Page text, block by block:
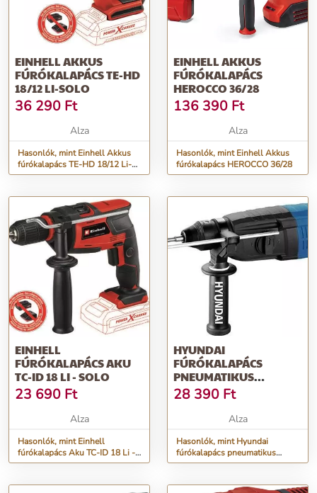
EINHELL AKKUS
FÚRÓKALAPÁCS TE-HD
18/12 LI-SOLO
36 290 Ft
Alza
Hasonlók, mint Einhell Akkus
fúrókalapács TE-HD 18/12 Li-
Solo
EINHELL AKKUS
FÚRÓKALAPÁCS
HEROCCO 36/28
136 390 Ft
Alza
Hasonlók, mint Einhell Akkus
fúrókalapács HEROCCO 36/28
EINHELL
FÚRÓKALAPÁCS AKU
TC-ID 18 LI - SOLO
23 690 Ft
Alza
Hasonlók, mint Einhell
fúrókalapács Aku TC-ID 18 Li -
Solo
HYUNDAI
FÚRÓKALAPÁCS
PNEUMATIKUS
ÜTVECSAVAROZÓVAL
710 W 2,6 J 0-5500 CPM
- SDS PLUS
28 390 Ft
Alza
Hasonlók, mint Hyundai
fúrókalapács pneumatikus
ütvecsavarozóval 710 W 2,6 J